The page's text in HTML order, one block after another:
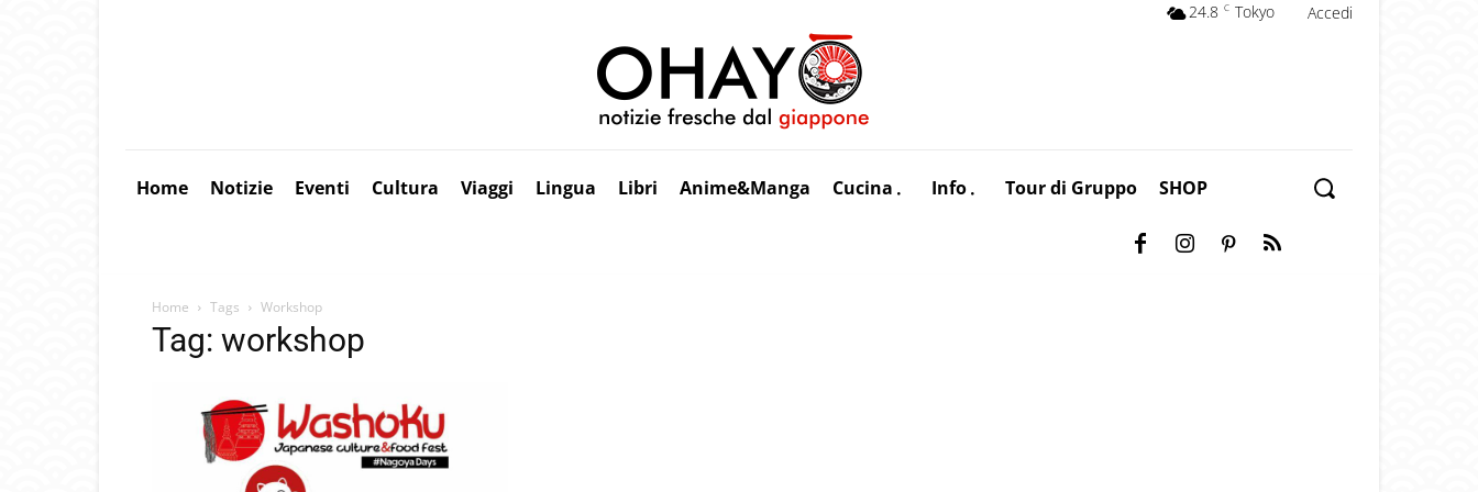
Accedi
24.8 C Tokyo
Home Notizie Eventi Cultura Viaggi Lingua Libri Anime&Manga Cucina Info Tour di Gruppo SHOP
Home Tags Workshop
Tag: workshop